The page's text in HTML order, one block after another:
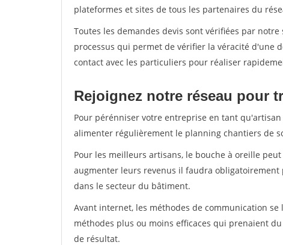
plateformes et sites de tous les partenaires du
Toutes les demandes devis sont vérifiées par
processus qui permet de vérifier la véracité d'une
contact avec les particuliers pour réaliser
Rejoignez notre réseau pour
Pour pérénniser votre entreprise en tant
alimenter régulièrement le planning chantiers de
Pour les meilleurs artisans, le bouche à oreille
augmenter leurs revenus il faudra
dans le secteur du bâtiment.
Avant internet, les méthodes de communication
méthodes plus ou moins efficaces qui prenaient
de résultat.